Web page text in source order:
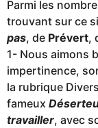
Parmi les
trouvant sur ce
pas, de Prévert,
1- Nous aimons
impertinence,
la rubrique
fameux
travailler, avec